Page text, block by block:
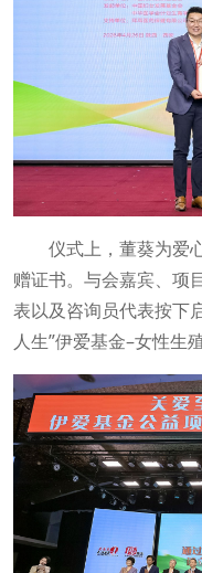
仪式上，董葵为爱
赠证书。与会嘉宾、项
表以及咨询员代表按下
人生”伊爱基金–女性生